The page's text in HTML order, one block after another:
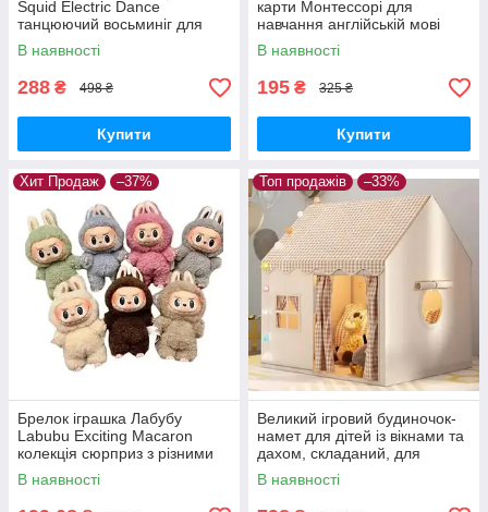
Squid Electric Dance
танцюючий восьминіг для
малюків Зелений
В наявності
288 ₴ 498 ₴
Купити
карти Монтессорі для
навчання англійській мові
Рожевий
В наявності
195 ₴ 325 ₴
Купити
Хит Продаж –37%
Брелок іграшка Лабубу
Labubu Exciting Macaron
колекція сюрприз з різними
кольорами
В наявності
Топ продажів –33%
Великий ігровий будиночок-
намет для дітей із вікнами та
дахом, складаний, для
приміщення та вулиці
В наявності